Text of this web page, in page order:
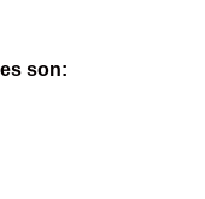
son: